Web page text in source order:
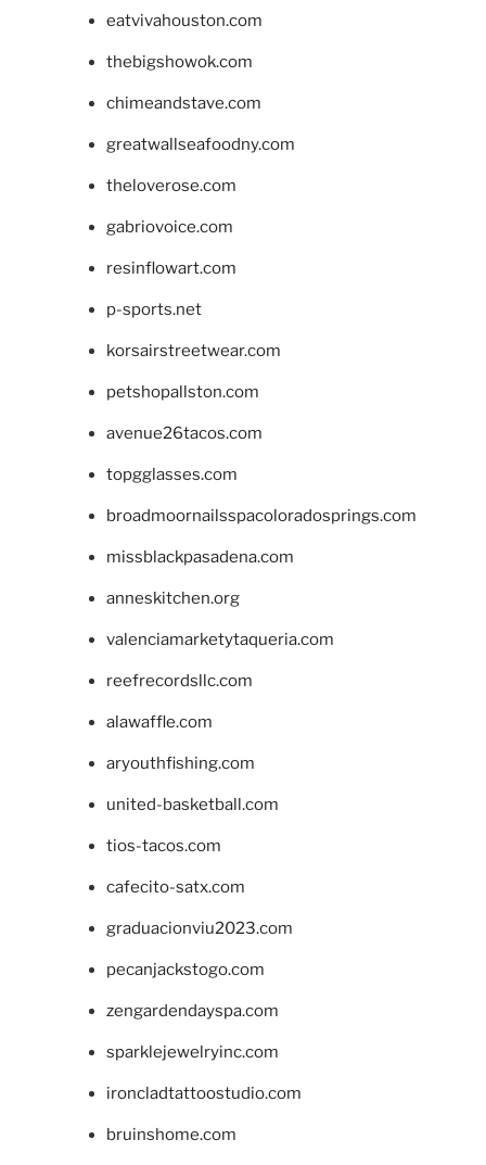
eatvivahouston.com
thebigshowok.com
chimeandstave.com
greatwallseafoodny.com
theloverose.com
gabriovoice.com
resinflowart.com
p-sports.net
korsairstreetwear.com
petshopallston.com
avenue26tacos.com
topgglasses.com
broadmoornailsspacoloradosprings.com
missblackpasadena.com
anneskitchen.org
valenciamarketytaqueria.com
reefrecordsllc.com
alawaffle.com
aryouthfishing.com
united-basketball.com
tios-tacos.com
cafecito-satx.com
graduacionviu2023.com
pecanjackstogo.com
zengardendayspa.com
sparklejewelryinc.com
ironcladtattoostudio.com
bruinshome.com